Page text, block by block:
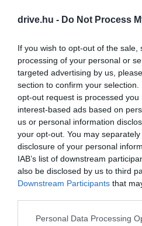
drive.hu - Do Not Process
If you wish to opt-out of the
processing of your personal or
targeted advertising by us,
section to confirm your
opt-out request is processed you
interest-based ads based on
us or personal information
your opt-out. You may
disclosure of your personal
IAB’s list of downstream
also be disclosed by us to third
Downstream Participants that
Please note that this website/
Personal Data Processing
Fotó:Shutterstock
A lehetőségek között a
6, 12, és 18 hónapos fizetési
Minden tervezethez
után megtudjuk, mekkora
fizetnünk, valamint mennyi
Ez ugyan megnöveli az